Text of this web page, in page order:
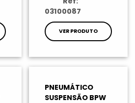
03100087
VER PRODUTO
PNEUMÁTICO
SUSPENSÃO BPW